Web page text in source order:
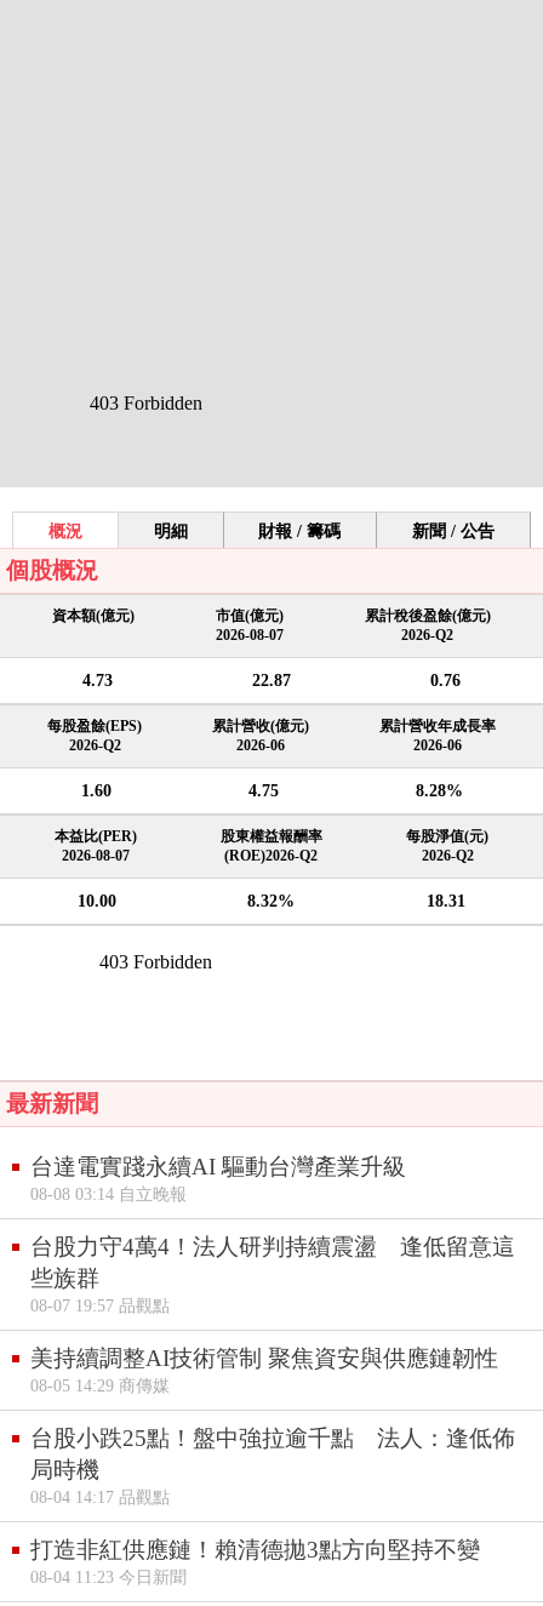
概況 明細 財報 / 籌碼 新聞 / 公告
個股概況
資本額(億元)
市值(億元)
2026-08-07
累計稅後盈餘(億元)
2026-Q2
4.73 22.87 0.76
每股盈餘(EPS)
2026-Q2
累計營收(億元)
2026-06
累計營收年成長率
2026-06
1.60 4.75 8.28%
本益比(PER)
2026-08-07
股東權益報酬率
(ROE)2026-Q2
每股淨值(元)
2026-Q2
10.00 8.32% 18.31
最新新聞
台達電實踐永續AI 驅動台灣產業升級
08-08 03:14 自立晚報
台股力守4萬4！法人研判持續震盪 逢低留意這
些族群
08-07 19:57 品觀點
美持續調整AI技術管制 聚焦資安與供應鏈韌性
08-05 14:29 商傳媒
台股小跌25點！盤中強拉逾千點 法人：逢低佈
局時機
08-04 14:17 品觀點
打造非紅供應鏈！賴清德拋3點方向堅持不變
08-04 11:23 今日新聞